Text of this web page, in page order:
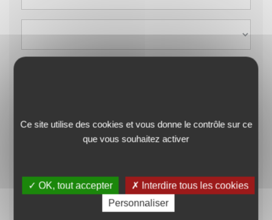
Ce site utilise des cookies et vous donne le contrôle sur ce
que vous souhaitez activer
✓ OK, tout accepter
✗ Interdire tous les cookies
Personnaliser